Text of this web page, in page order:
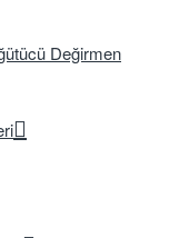
Değirmen